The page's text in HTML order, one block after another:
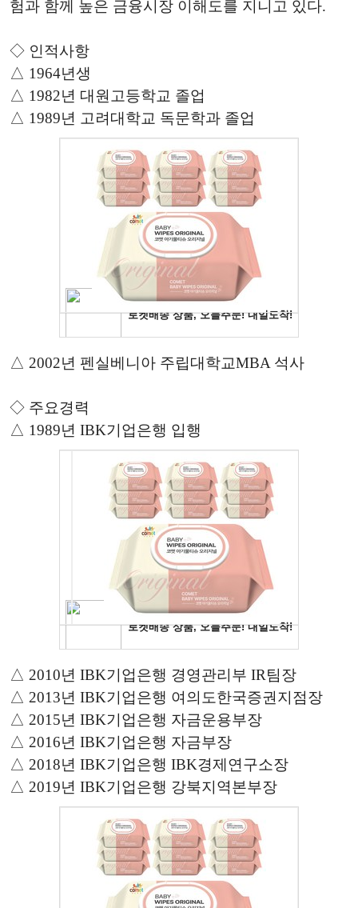
험과 함께 높은 금융시장 이해도를 지니고 있다.
◇ 인적사항
△ 1964년생
△ 1982년 대원고등학교 졸업
△ 1989년 고려대학교 독문학과 졸업
△ 2002년 펜실베니아 주립대학교MBA 석사
◇ 주요경력
△ 1989년 IBK기업은행 입행
△ 2010년 IBK기업은행 경영관리부 IR팀장
△ 2013년 IBK기업은행 여의도한국증권지점장
△ 2015년 IBK기업은행 자금운용부장
△ 2016년 IBK기업은행 자금부장
△ 2018년 IBK기업은행 IBK경제연구소장
△ 2019년 IBK기업은행 강북지역본부장